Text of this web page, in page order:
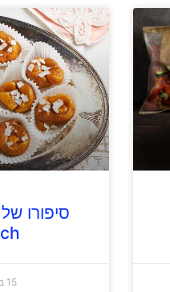
סיפורו
15 במרץ 2026